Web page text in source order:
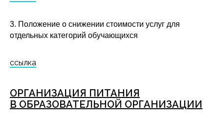
3. Положение о снижении стоимости услуг для
отдельных категорий обучающихся
ссылка
ОРГАНИЗАЦИЯ ПИТАНИЯ
В ОБРАЗОВАТЕЛЬНОЙ ОРГАНИЗАЦИИ